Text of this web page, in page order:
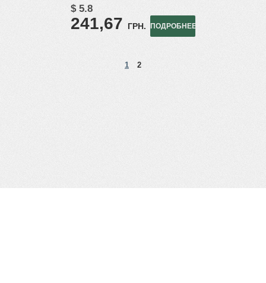
$ 5.8
241,67 ГРН. ПОДРОБНЕЕ
1 2